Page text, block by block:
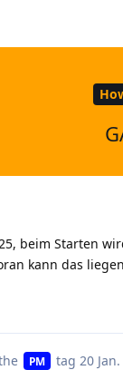
beim Starten
kann das
PM tag 20 Jan.